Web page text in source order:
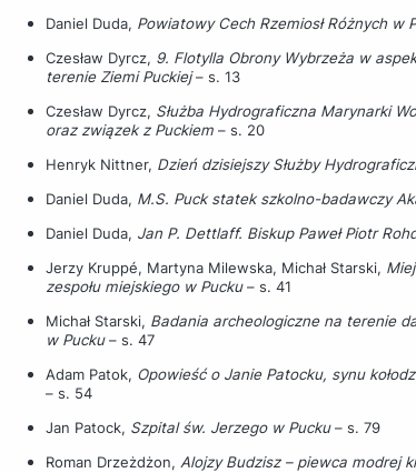
Daniel Duda, Powiatowy Cech Rzemiosł Różnych w
Czesław Dyrcz, 9. Flotylla Obrony Wybrzeża w
terenie Ziemi Puckiej– s. 13
Czesław Dyrcz, Służba Hydrograficzna Marynarki
oraz związek z Puckiem – s. 20
Henryk Nittner, Dzień dzisiejszy Służby
Daniel Duda, M.S. Puck statek szkolno-badawczy
Daniel Duda, Jan P. Dettlaff. Biskup Paweł Piotr
Jerzy Kruppé, Martyna Milewska, Michał Starski,
zespołu miejskiego w Pucku– s. 41
Michał Starski, Badania archeologiczne na terenie
w Pucku– s. 47
Adam Patok, Opowieść o Janie Patocku, synu
– s. 54
Jan Patock, Szpital św. Jerzego w Pucku– s. 79
Roman Drzeżdżon, Alojzy Budzisz – piewca modrej